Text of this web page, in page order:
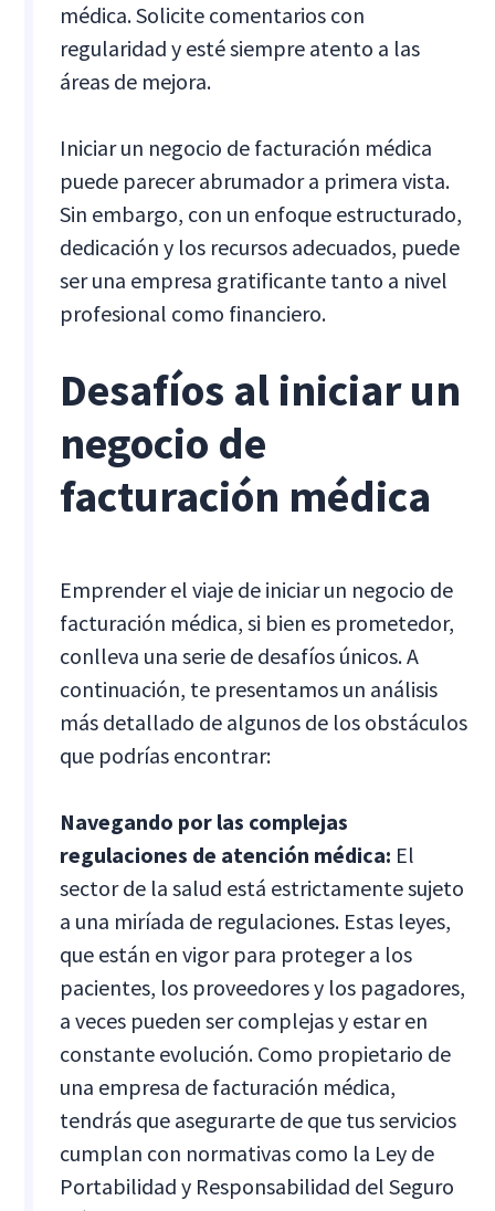
médica. Solicite comentarios con
regularidad y esté siempre atento a las
áreas de mejora.
Iniciar un negocio de facturación médica
puede parecer abrumador a primera vista.
Sin embargo, con un enfoque estructurado,
dedicación y los recursos adecuados, puede
ser una empresa gratificante tanto a nivel
profesional como financiero.
Desafíos al iniciar un
negocio de
facturación médica
Emprender el viaje de iniciar un negocio de
facturación médica, si bien es prometedor,
conlleva una serie de desafíos únicos. A
continuación, te presentamos un análisis
más detallado de algunos de los obstáculos
que podrías encontrar:
Navegando por las complejas
regulaciones de atención médica: El
sector de la salud está estrictamente sujeto
a una miríada de regulaciones. Estas leyes,
que están en vigor para proteger a los
pacientes, los proveedores y los pagadores,
a veces pueden ser complejas y estar en
constante evolución. Como propietario de
una empresa de facturación médica,
tendrás que asegurarte de que tus servicios
cumplan con normativas como la Ley de
Portabilidad y Responsabilidad del Seguro